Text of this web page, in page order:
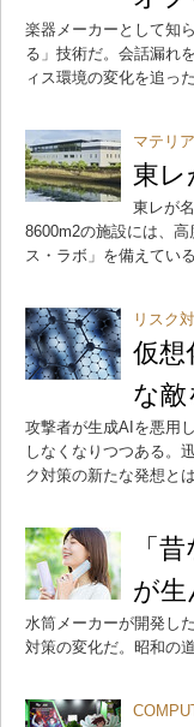
楽器メーカーとして知
る」技術だ。会話漏れ
ィス環境の変化を追った
マテリ
東レ
東レが
8600m2の施設には、
ス・ラボ」を備えている
リスク
仮想
な敵
攻撃者が生成AIを悪用
しなくなりつつある。
ク対策の新たな発想とは
「
が生
水筒メーカーが開発し
対策の変化だ。昭和の